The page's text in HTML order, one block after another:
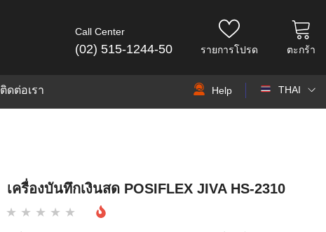
Call Center
(02) 515-1244-50 รายการโปรด ตะกร้า
ติดต่อเรา Help THAI
เครื่องบันทึกเงินสด POSIFLEX JIVA HS-2310